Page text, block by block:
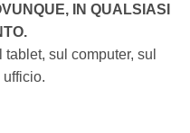
IN QUALSIASI
sul computer, sul